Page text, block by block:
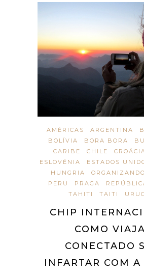
AMÉRICAS ARGENTINA
BOLÍVIA
BORA BORA
CARIBE
CHILE
ESLOVÊNIA
ESTADOS
HUNGRIA
PERU
PRAGA
TAHITI
TAITI
CHIP
COMO
CONECTADO
INFARTAR COM A